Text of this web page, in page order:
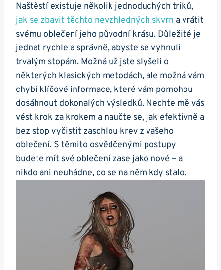
Naštěstí existuje několik jednoduchých triků,
jak se zbavit těchto nevzhledných skvrn a vrátit
svému oblečení jeho původní krásu. Důležité je
jednat rychle a správně, abyste se vyhnuli
trvalým stopám. Možná už jste slyšeli o
některých klasických metodách, ale možná vám
chybí klíčové informace, které vám pomohou
dosáhnout dokonalých výsledků. Nechte mě vás
vést krok za krokem a naučte se, jak efektivně a
bez stop vyčistit zaschlou krev z vašeho
oblečení. S těmito osvědčenými postupy
budete mít své oblečení zase jako nové – a
nikdo ani neuhádne, co se na něm kdy stalo.